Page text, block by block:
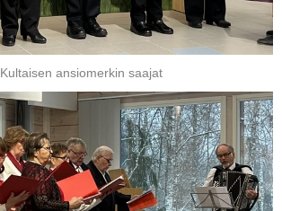
Kultaisen ansiomerkin saajat